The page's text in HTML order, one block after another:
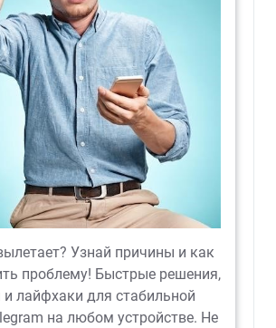
Узнай причины и как
проблему! Быстрые решения,
и лайфхаки для стабильной
на любом устройстве. Не